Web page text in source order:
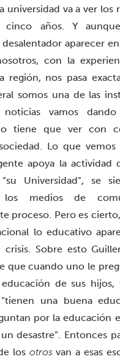
universidad va a ver los
años. Y
aparecer
con la
región, nos pasa
somos una de las
noticias vamos
tiene que ver con
Lo que
apoya la actividad
Universidad”, se
medios de
proceso. Pero es
lo educativo
crisis. Sobre esto
que cuando uno le
de sus hijos,
una buena
por la educación
desastre”. Entonces
los otrosvan a esas